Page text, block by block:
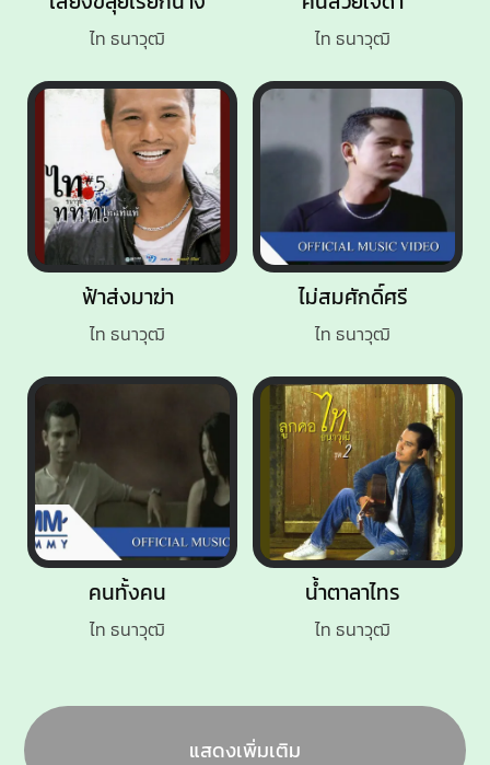
ไม่สมศักดิ์ศรี
ไท ธนาวุฒิ
คนทั้งคน
ไท ธนาวุฒิ
ไท ธนาวุฒิ
ไท ธนาวุฒิ
น้ำตาลาไทร
ไท ธนาวุฒิ
ฟ้าส่งมาฆ่า
ไท ธนาวุฒิ
แสดงเพิ่มเติม